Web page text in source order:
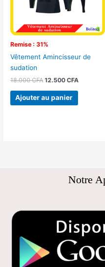
Remise : 31%
Vêtement Amincisseur de
sudation
18.000CFA 12.500CFA
Ajouter au panier
Notre